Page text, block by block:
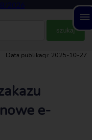
dehaze
Data publikacji: 2025-10-27
e-